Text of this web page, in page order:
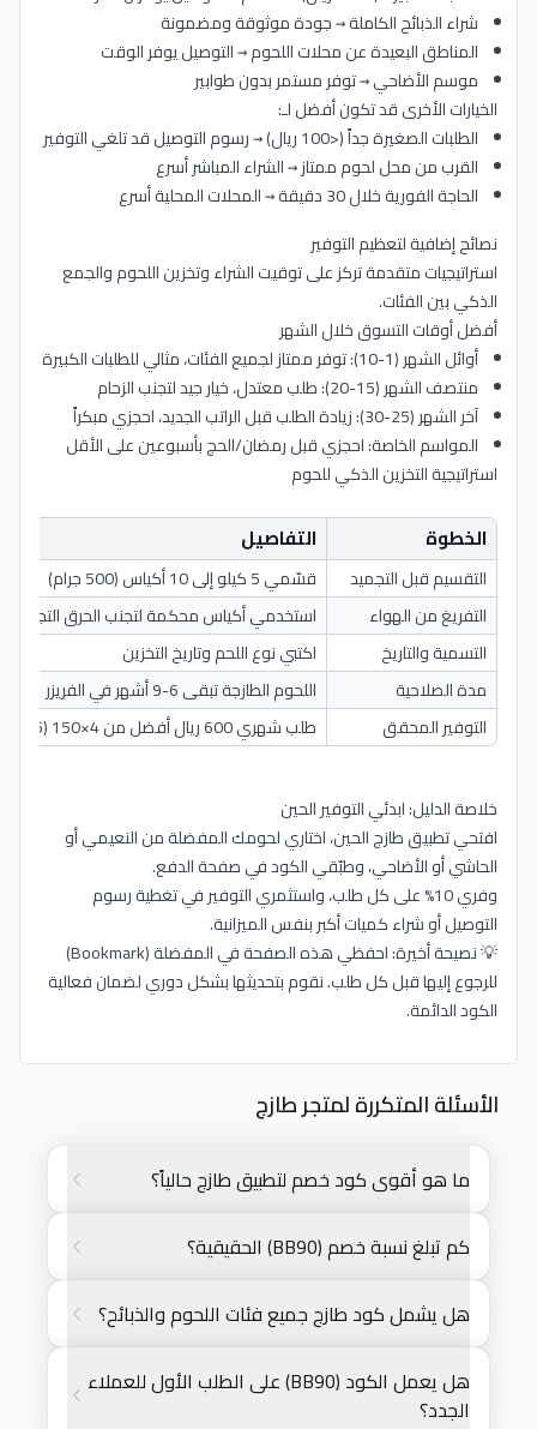
شراء الذبائح الكاملة → جودة موثوقة ومضمونة
المناطق البعيدة عن محلات اللحوم → التوصيل يوفر الوقت
موسم الأضاحي → توفر مستمر بدون طوابير
الخيارات الأخرى قد تكون أفضل لـ:
الطلبات الصغيرة جداً (<100 ريال) → رسوم التوصيل قد تلغي التوفير
القرب من محل لحوم ممتاز → الشراء المباشر أسرع
الحاجة الفورية خلال 30 دقيقة → المحلات المحلية أسرع
نصائح إضافية لتعظيم التوفير
استراتيجيات متقدمة تركز على توقيت الشراء وتخزين اللحوم والجمع
الذكي بين الفئات.
أفضل أوقات التسوق خلال الشهر
أوائل الشهر (1-10): توفر ممتاز لجميع الفئات، مثالي للطلبات الكبيرة
منتصف الشهر (15-20): طلب معتدل، خيار جيد لتجنب الزحام
آخر الشهر (25-30): زيادة الطلب قبل الراتب الجديد، احجزي مبكراً
المواسم الخاصة: احجزي قبل رمضان/الحج بأسبوعين على الأقل
استراتيجية التخزين الذكي للحوم
الخطوة التفاصيل
التقسيم قبل التجميد
قسّمي 5 كيلو إلى 10 أكياس (500 جرام)
التفريغ من الهواء
استخدمي أكياس محكمة لتجنب الحرق
التسمية والتاريخ
اكتبي نوع اللحم وتاريخ التخزين
مدة الصلاحية
اللحوم الطازجة تبقى 6-9 أشهر في الفريزر
التوفير المحقق
طلب شهري 600 ريال أفضل من 4×150 (135 ريال/شهر)
خلاصة الدليل: ابدئي التوفير الحين
افتحي تطبيق طازج الحين، اختاري لحومك المفضلة من النعيمي أو
الحاشي أو الأضاحي، وطبّقي الكود في صفحة الدفع.
وفري 10% على كل طلب، واستثمري التوفير في تغطية رسوم
التوصيل أو شراء كميات أكبر بنفس الميزانية.
💡 نصيحة أخيرة: احفظي هذه الصفحة في المفضلة (Bookmark)
للرجوع إليها قبل كل طلب. نقوم بتحديثها بشكل دوري لضمان فعالية
الكود الدائمة.
الأسئلة المتكررة لمتجر طازج
ما هو أقوى كود خصم لتطبيق طازج حالياً؟
كم تبلغ نسبة خصم (BB90) الحقيقية؟
هل يشمل كود طازج جميع فئات اللحوم والذبائح؟
هل يعمل الكود (BB90) على الطلب الأول للعملاء
الجدد؟